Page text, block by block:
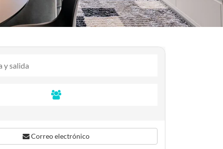
Correo electrónico